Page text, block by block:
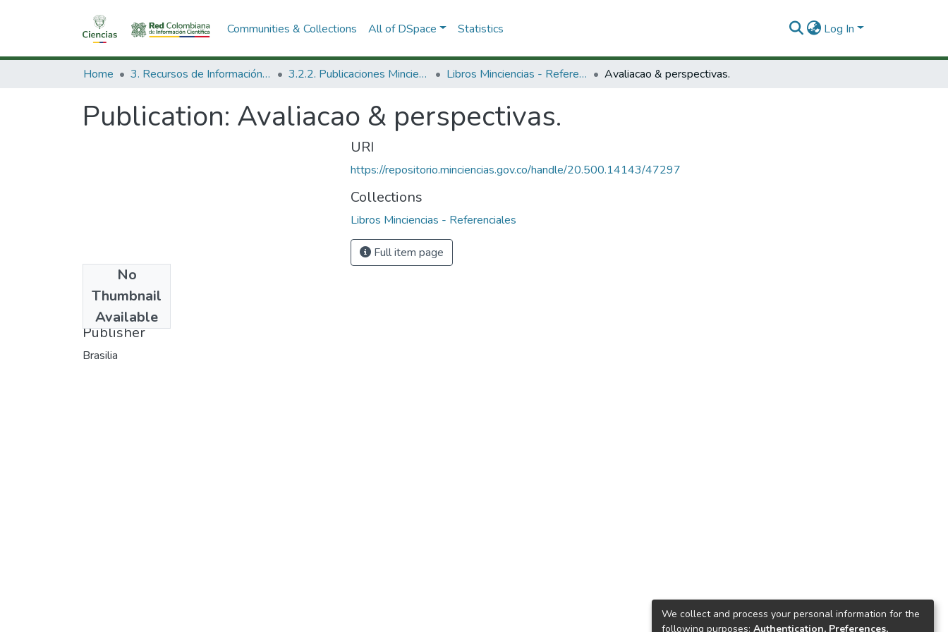
Communities & Collections All of DSpace Statistics Log In
Home 3. Recursos de Información Científica y Tecnológica 3.2.2. Publicaciones Minciencias Libros Minciencias - Referenciales Avaliacao & perspectivas.
Publication: Avaliacao & perspectivas.
No
Thumbnail
Available
1982
Publisher
Brasilia
URI
https://repositorio.minciencias.gov.co/handle/20.500.14143/47297
Collections
Libros Minciencias - Referenciales
Full item page
We collect and process your personal information for the
following purposes: Authentication, Preferences,